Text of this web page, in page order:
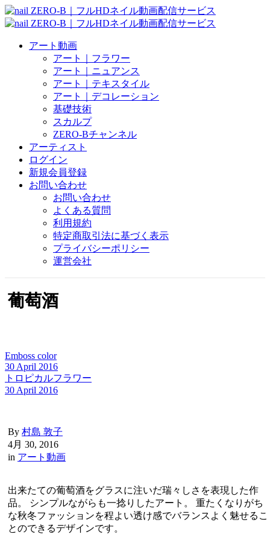
アート動画
アート｜フラワー
アート｜ニュアンス
アート｜テキスタイル
アート｜デコレーション
基礎技術
スカルプ
ZERO-Bチャンネル
アーティスト
ログイン
新規会員登録
お問い合わせ
お問い合わせ
よくある質問
利用規約
特定商取引法に基づく表示
プライバシーポリシー
運営会社
葡萄酒
Emboss color
30 April 2016
トロピカルフラワー
30 April 2016
By 村島 敦子
4月 30, 2016
in アート動画
出来たての葡萄酒をグラスに注いだ瑞々しさを表現した作
品。 シンプルながらも一捻りしたアート。 重たくなりがち
な秋冬ファッションを程よい透け感でバランスよく魅せるこ
とのできるデザインです。